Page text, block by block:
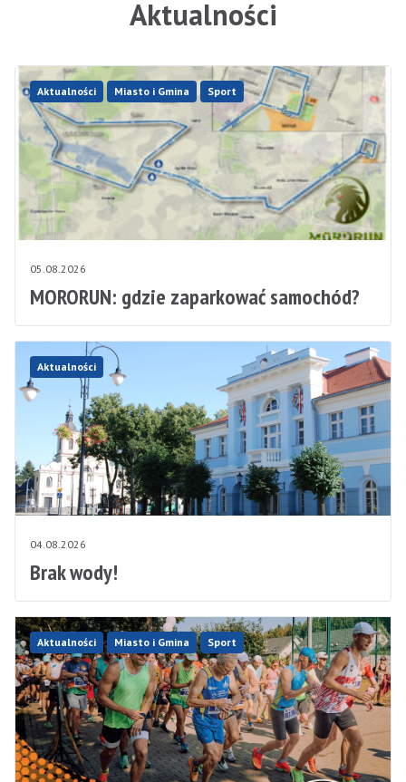
Aktualności
Aktualności Miasto i Gmina Sport
05.08.2026
MORORUN: gdzie zaparkować samochód?
Aktualności
04.08.2026
Brak wody!
Aktualności Miasto i Gmina Sport